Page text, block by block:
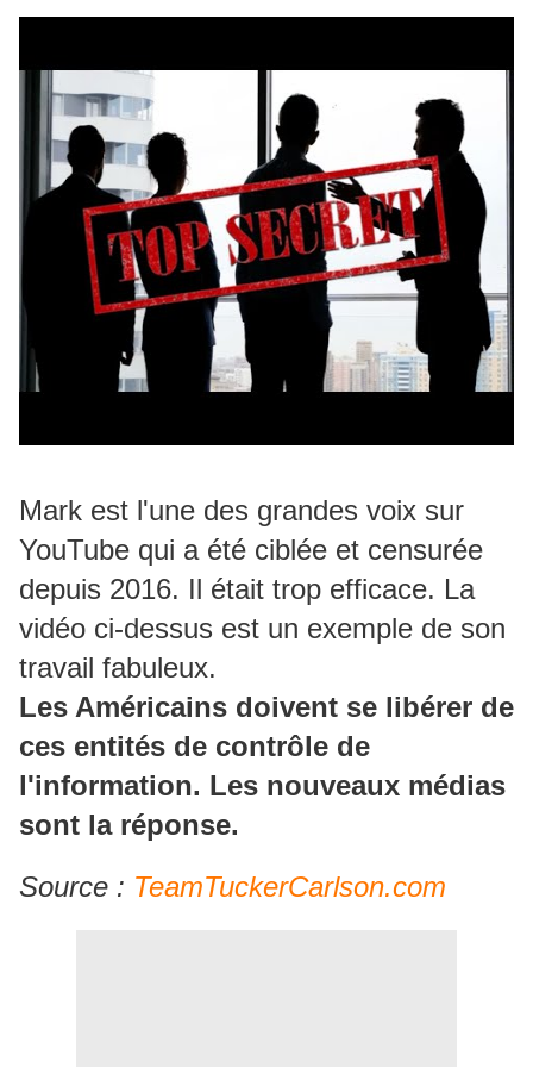
Mark est l'une des grandes voix sur
YouTube qui a été ciblée et censurée
depuis 2016. Il était trop efficace. La
vidéo ci-dessus est un exemple de son
travail fabuleux.
Les Américains doivent se libérer de
ces entités de contrôle de
l'information. Les nouveaux médias
sont la réponse.
Source : TeamTuckerCarlson.com